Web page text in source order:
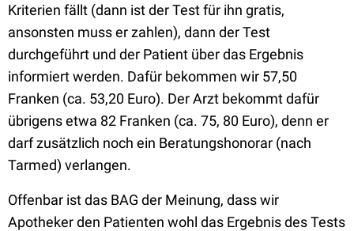
Kriterien fällt (dann ist der Test für ihn gratis,
ansonsten muss er zahlen), dann der Test
durchgeführt und der Patient über das Ergebnis
informiert werden. Dafür bekommen wir 57,50
Franken (ca. 53,20 Euro). Der Arzt bekommt dafür
übrigens etwa 82 Franken (ca. 75, 80 Euro), denn er
darf zusätzlich noch ein Beratungshonorar (nach
Tarmed) verlangen.
Offenbar ist das BAG der Meinung, dass wir
Apotheker den Patienten wohl das Ergebnis des Tests